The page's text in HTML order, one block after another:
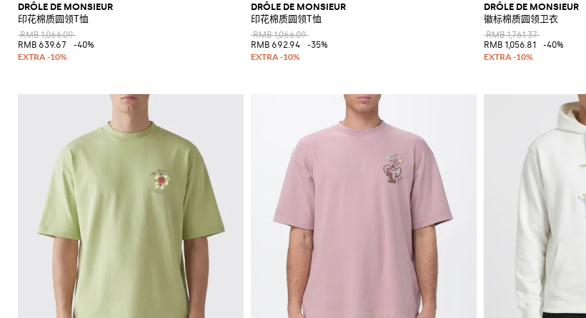
DRÔLE DE MONSIEUR
印花棉质圆领T恤
RMB 1,066.09
RMB 639.67
-40%
DRÔLE DE MONSIEUR
印花棉质圆领T恤
RMB 1,066.09
RMB 692.94
-35%
DRÔLE DE MONSIEUR
徽标棉质圆领卫衣
RMB 1,761.37
RMB 1,056.81
-40%